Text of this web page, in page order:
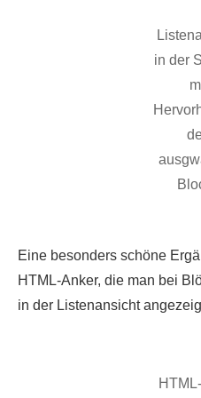
in der
Eine besonders schöne
HTML-Anker, die man bei
in der Listenansicht